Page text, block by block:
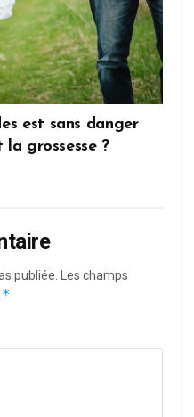
est sans danger
grossesse ?
publiée.
Les champs
*